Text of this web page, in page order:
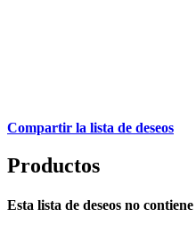
Compartir la lista de deseos
Productos
Esta lista de deseos no